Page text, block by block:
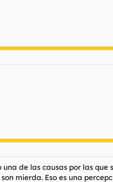
de las causas por las
mierda. Eso es una